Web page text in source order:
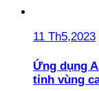
11 Th5,2023
Ứng dụng
tỉnh vùng